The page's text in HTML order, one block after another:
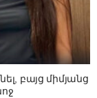
բայց միմյանց